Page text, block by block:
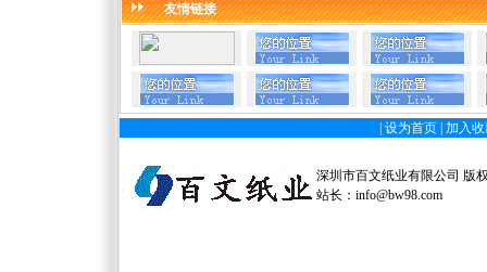
友情链接
设为首页 加入
深圳市百文纸业有限公司 版
站长： info@bw98.com